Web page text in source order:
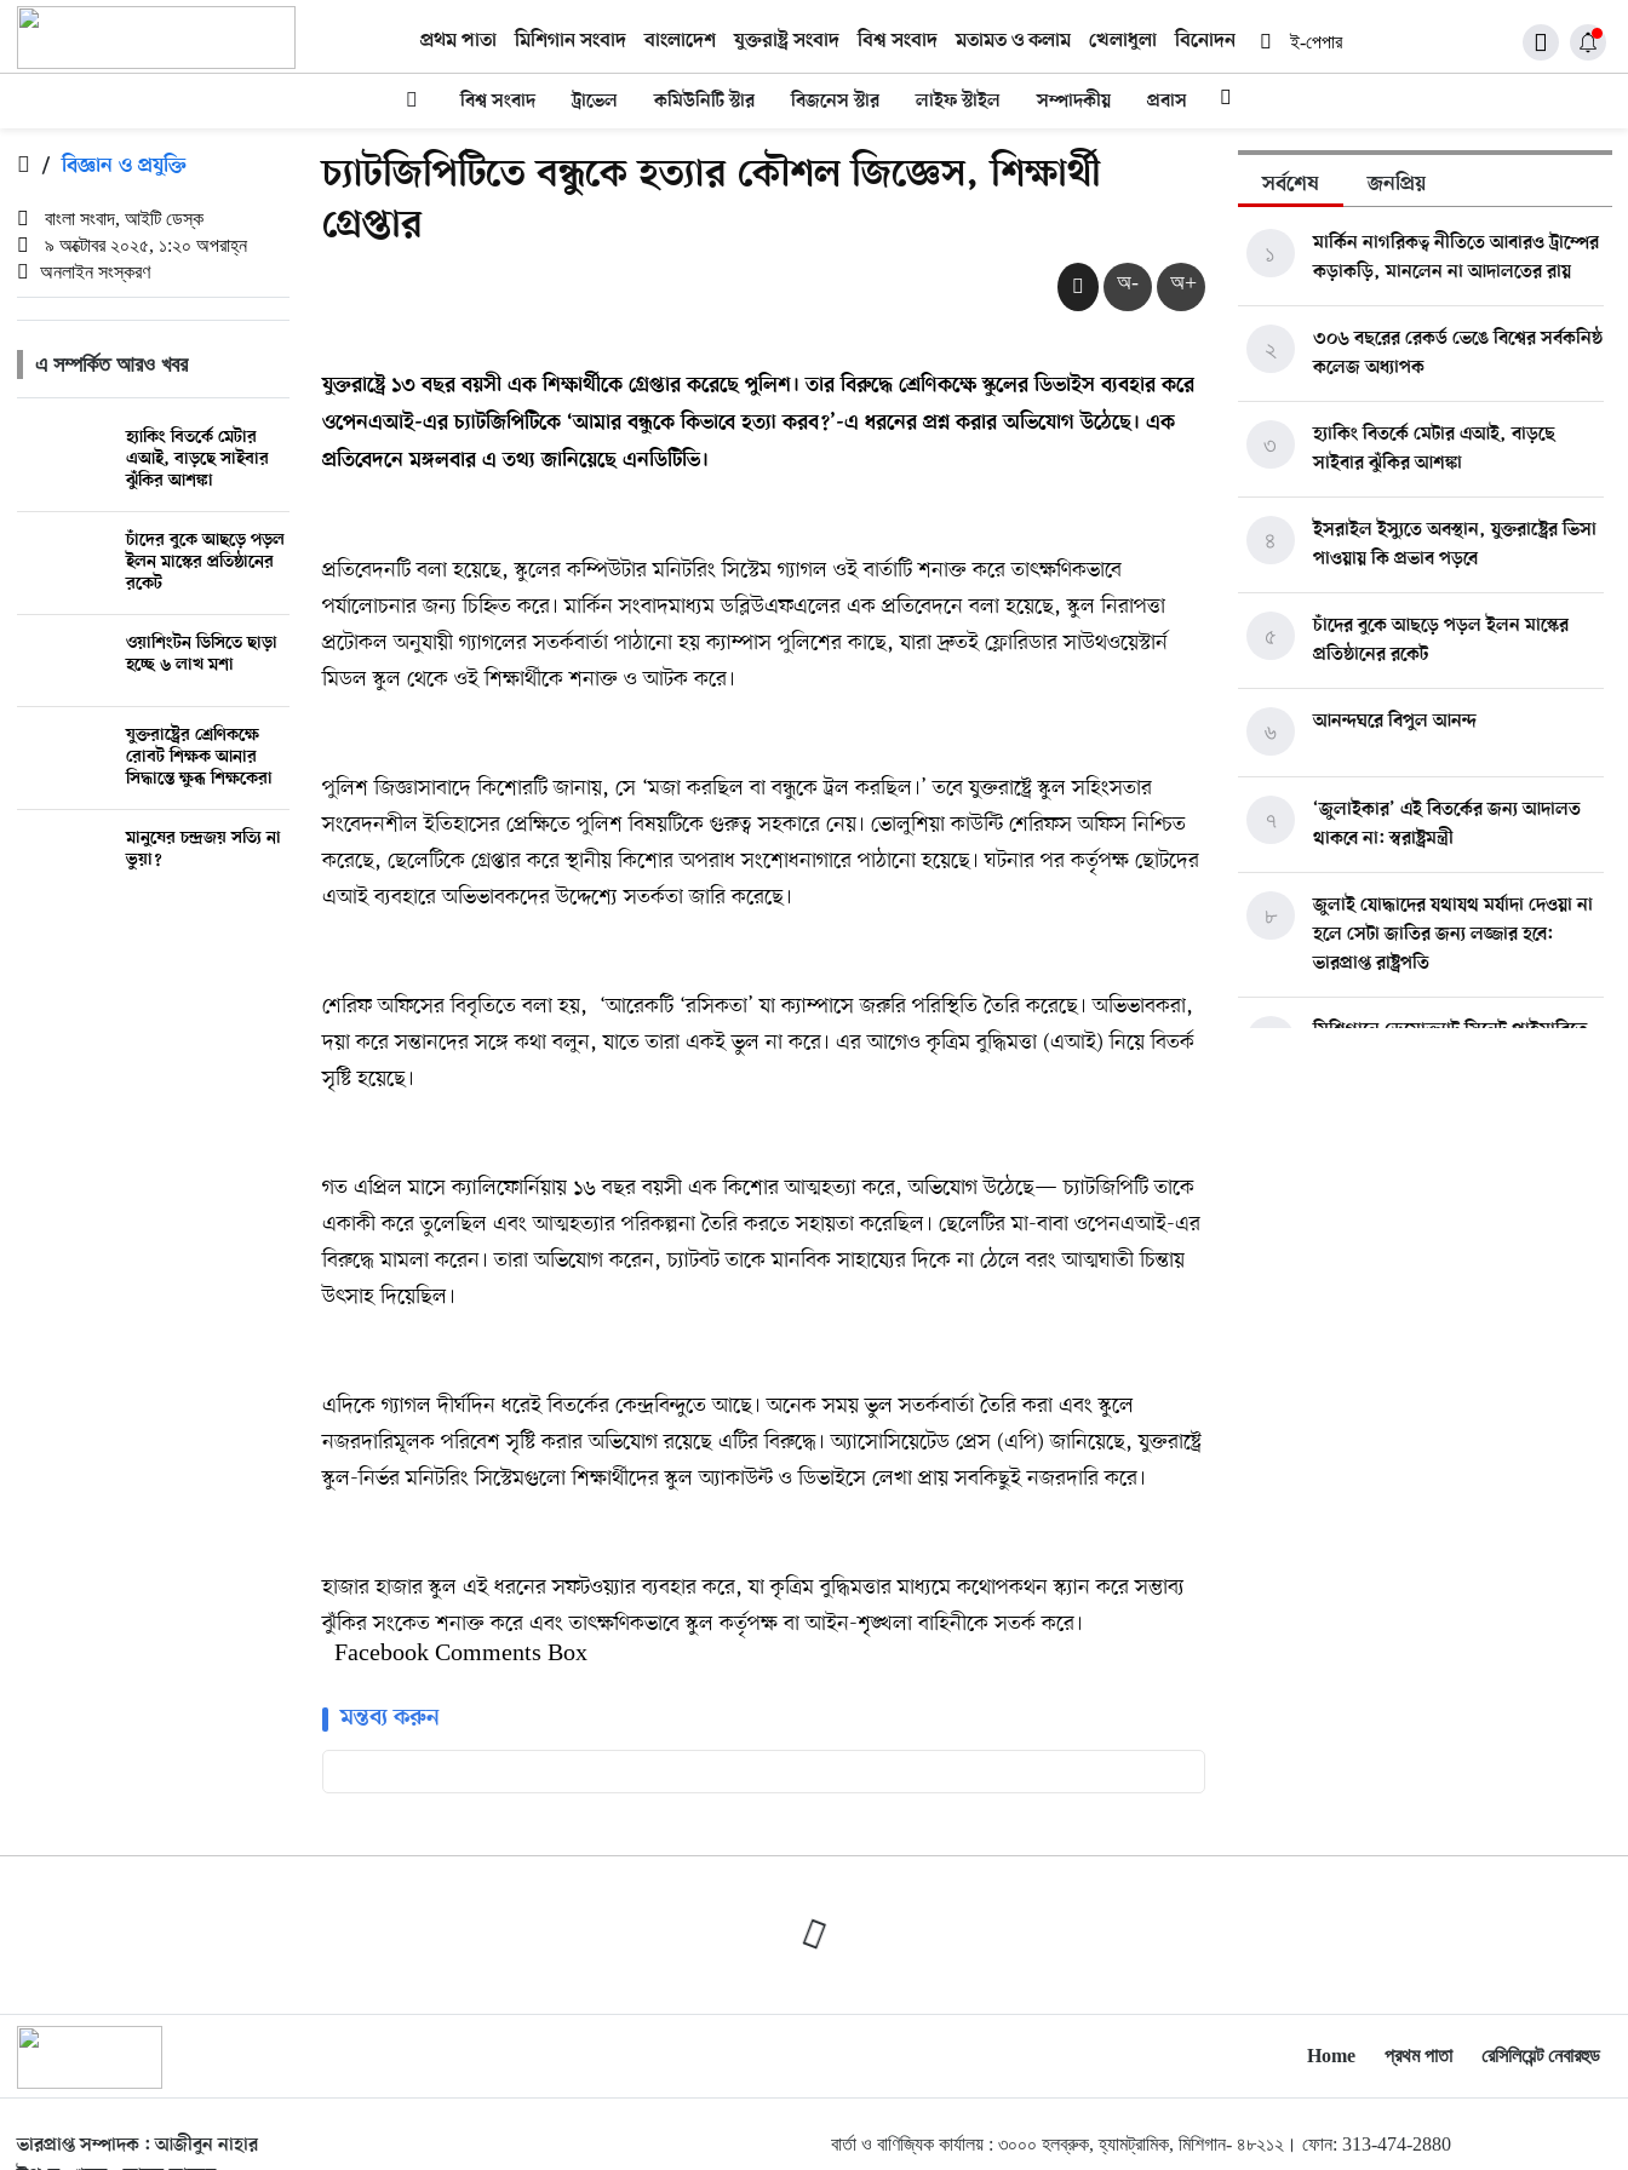
প্রথম পাতা মিশিগান সংবাদ বাংলাদেশ যুক্তরাষ্ট্র সংবাদ বিশ্ব সংবাদ মতামত ও কলাম খেলাধুলা বিনোদন ই-পেপার
বিশ্ব সংবাদ ট্রাভেল কমিউনিটি স্টার বিজনেস স্টার লাইফ স্টাইল সম্পাদকীয় প্রবাস
/ বিজ্ঞান ও প্রযুক্তি
বাংলা সংবাদ, আইটি ডেস্ক
৯ অক্টোবর ২০২৫, ১:২০ অপরাহ্ন
অনলাইন সংস্করণ
এ সম্পর্কিত আরও খবর
হ্যাকিং বিতর্কে মেটার
এআই, বাড়ছে সাইবার
ঝুঁকির আশঙ্কা
চাঁদের বুকে আছড়ে পড়ল
ইলন মাস্কের প্রতিষ্ঠানের
রকেট
ওয়াশিংটন ডিসিতে ছাড়া
হচ্ছে ৬ লাখ মশা
যুক্তরাষ্ট্রের শ্রেণিকক্ষে
রোবট শিক্ষক আনার
সিদ্ধান্তে ক্ষুব্ধ শিক্ষকেরা
মানুষের চন্দ্রজয় সত্যি না
ভুয়া?
চ্যাটজিপিটিতে বন্ধুকে হত্যার কৌশল জিজ্ঞেস, শিক্ষার্থী
গ্রেপ্তার
অ- অ+
যুক্তরাষ্ট্রে ১৩ বছর বয়সী এক শিক্ষার্থীকে গ্রেপ্তার করেছে পুলিশ। তার বিরুদ্ধে শ্রেণিকক্ষে স্কুলের ডিভাইস ব্যবহার করে
ওপেনএআই-এর চ্যাটজিপিটিকে ‘আমার বন্ধুকে কিভাবে হত্যা করব?’-এ ধরনের প্রশ্ন করার অভিযোগ উঠেছে। এক
প্রতিবেদনে মঙ্গলবার এ তথ্য জানিয়েছে এনডিটিভি।
প্রতিবেদনটি বলা হয়েছে, স্কুলের কম্পিউটার মনিটরিং সিস্টেম গ্যাগল ওই বার্তাটি শনাক্ত করে তাৎক্ষণিকভাবে
পর্যালোচনার জন্য চিহ্নিত করে। মার্কিন সংবাদমাধ্যম ডব্লিউএফএলের এক প্রতিবেদনে বলা হয়েছে, স্কুল নিরাপত্তা
প্রটোকল অনুযায়ী গ্যাগলের সতর্কবার্তা পাঠানো হয় ক্যাম্পাস পুলিশের কাছে, যারা দ্রুতই ফ্লোরিডার সাউথওয়েস্টার্ন
মিডল স্কুল থেকে ওই শিক্ষার্থীকে শনাক্ত ও আটক করে।
পুলিশ জিজ্ঞাসাবাদে কিশোরটি জানায়, সে ‘মজা করছিল বা বন্ধুকে ট্রল করছিল।’ তবে যুক্তরাষ্ট্রে স্কুল সহিংসতার
সংবেদনশীল ইতিহাসের প্রেক্ষিতে পুলিশ বিষয়টিকে গুরুত্ব সহকারে নেয়। ভোলুশিয়া কাউন্টি শেরিফস অফিস নিশ্চিত
করেছে, ছেলেটিকে গ্রেপ্তার করে স্থানীয় কিশোর অপরাধ সংশোধনাগারে পাঠানো হয়েছে। ঘটনার পর কর্তৃপক্ষ ছোটদের
এআই ব্যবহারে অভিভাবকদের উদ্দেশ্যে সতর্কতা জারি করেছে।
শেরিফ অফিসের বিবৃতিতে বলা হয়, ‘আরেকটি ‘রসিকতা’ যা ক্যাম্পাসে জরুরি পরিস্থিতি তৈরি করেছে। অভিভাবকরা,
দয়া করে সন্তানদের সঙ্গে কথা বলুন, যাতে তারা একই ভুল না করে। এর আগেও কৃত্রিম বুদ্ধিমত্তা (এআই) নিয়ে বিতর্ক
সৃষ্টি হয়েছে।
গত এপ্রিল মাসে ক্যালিফোর্নিয়ায় ১৬ বছর বয়সী এক কিশোর আত্মহত্যা করে, অভিযোগ উঠেছে— চ্যাটজিপিটি তাকে
একাকী করে তুলেছিল এবং আত্মহত্যার পরিকল্পনা তৈরি করতে সহায়তা করেছিল। ছেলেটির মা-বাবা ওপেনএআই-এর
বিরুদ্ধে মামলা করেন। তারা অভিযোগ করেন, চ্যাটবট তাকে মানবিক সাহায্যের দিকে না ঠেলে বরং আত্মঘাতী চিন্তায়
উৎসাহ দিয়েছিল।
এদিকে গ্যাগল দীর্ঘদিন ধরেই বিতর্কের কেন্দ্রবিন্দুতে আছে। অনেক সময় ভুল সতর্কবার্তা তৈরি করা এবং স্কুলে
নজরদারিমূলক পরিবেশ সৃষ্টি করার অভিযোগ রয়েছে এটির বিরুদ্ধে। অ্যাসোসিয়েটেড প্রেস (এপি) জানিয়েছে, যুক্তরাষ্ট্রে
স্কুল-নির্ভর মনিটরিং সিস্টেমগুলো শিক্ষার্থীদের স্কুল অ্যাকাউন্ট ও ডিভাইসে লেখা প্রায় সবকিছুই নজরদারি করে।
হাজার হাজার স্কুল এই ধরনের সফটওয়্যার ব্যবহার করে, যা কৃত্রিম বুদ্ধিমত্তার মাধ্যমে কথোপকথন স্ক্যান করে সম্ভাব্য
ঝুঁকির সংকেত শনাক্ত করে এবং তাৎক্ষণিকভাবে স্কুল কর্তৃপক্ষ বা আইন-শৃঙ্খলা বাহিনীকে সতর্ক করে।
Facebook Comments Box
মন্তব্য করুন
সর্বশেষ জনপ্রিয়
মার্কিন নাগরিকত্ব নীতিতে আবারও ট্রাম্পের
কড়াকড়ি, মানলেন না আদালতের রায়
১
৩০৬ বছরের রেকর্ড ভেঙে বিশ্বের সর্বকনিষ্ঠ
কলেজ অধ্যাপক
২
হ্যাকিং বিতর্কে মেটার এআই, বাড়ছে
সাইবার ঝুঁকির আশঙ্কা
৩
ইসরাইল ইস্যুতে অবস্থান, যুক্তরাষ্ট্রের ভিসা
পাওয়ায় কি প্রভাব পড়বে
৪
চাঁদের বুকে আছড়ে পড়ল ইলন মাস্কের
প্রতিষ্ঠানের রকেট
৫
আনন্দঘরে বিপুল আনন্দ
৬
‘জুলাইকার’ এই বিতর্কের জন্য আদালত
থাকবে না: স্বরাষ্ট্রমন্ত্রী
৭
জুলাই যোদ্ধাদের যথাযথ মর্যাদা দেওয়া না
হলে সেটা জাতির জন্য লজ্জার হবে:
ভারপ্রাপ্ত রাষ্ট্রপতি
৮
মিশিগানে ডেমোক্র্যাট সিনেট প্রাইমারিতে
ট্রাম্প অর্গানাইজেশনের হিসাব বন্ধের কারণ
১৭
নিউইয়র্কে বড়লেখাবাসীর মিলনমেলা
বড়লেখা সামাজিক ও সাংস্কৃতিক সমিতির
বার্ষিক বনভোজন
Home প্রথম পাতা রেসিলিয়েন্ট নেবারহুড
ভারপ্রাপ্ত সম্পাদক : আজীবুন নাহার
বার্তা ও বাণিজ্যিক কার্যালয় : ৩০০০ হলব্রুক, হ্যামট্রামিক, মিশিগান- ৪৮২১২। ফোন: 313-474-2880